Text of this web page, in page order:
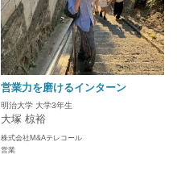
営業力を磨けるインターン
明治大学 大学3年生
大塚 椋裕
株式会社M&Aテレコール
営業